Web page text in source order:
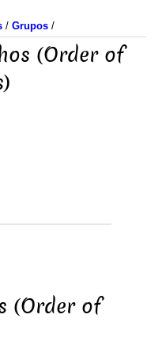
/ Grupos /
(Order of
(Order of